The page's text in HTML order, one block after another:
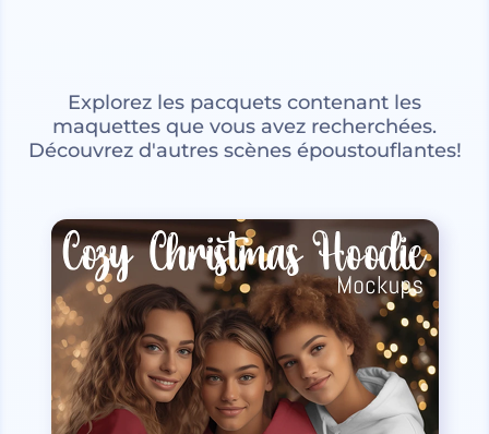
Explorez les pacquets contenant les
maquettes que vous avez recherchées.
Découvrez d'autres scènes époustouflantes!